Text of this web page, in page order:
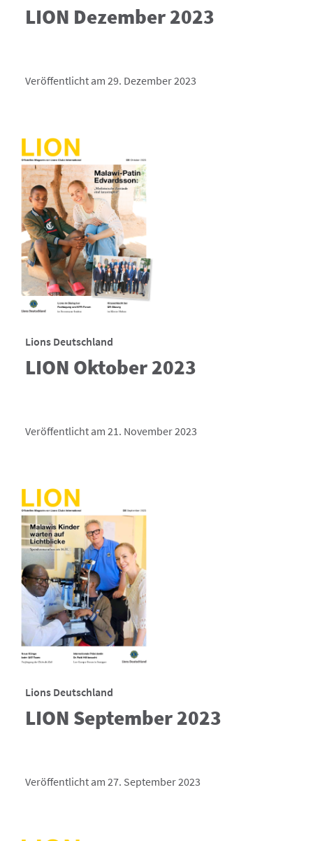
LION Dezember 2023
Veröffentlicht am 29. Dezember 2023
Lions Deutschland
LION Oktober 2023
Veröffentlicht am 21. November 2023
Lions Deutschland
LION September 2023
Veröffentlicht am 27. September 2023